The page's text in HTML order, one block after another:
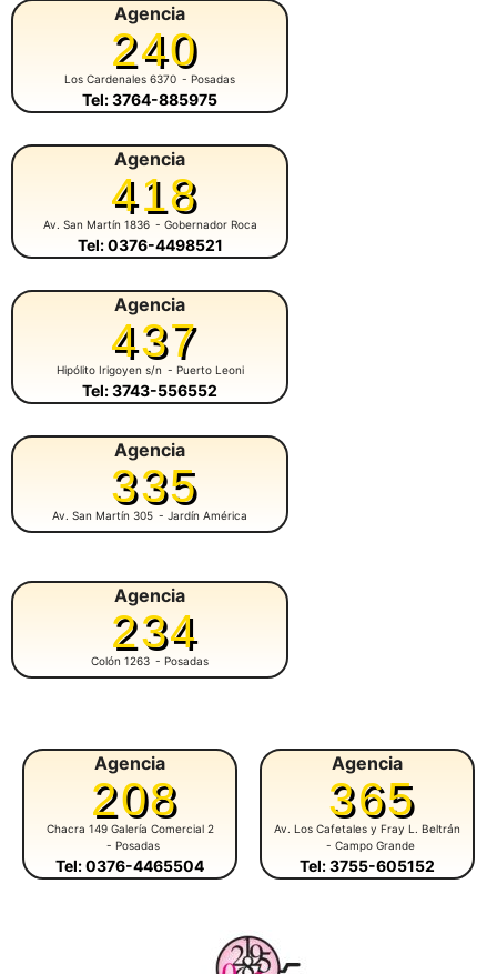
Agencia
240
Los Cardenales 6370 - Posadas
Tel: 3764-885975
Agencia
418
Av. San Martín 1836 - Gobernador Roca
Tel: 0376-4498521
Agencia
437
Hipólito Irigoyen s/n - Puerto Leoni
Tel: 3743-556552
Agencia
335
Av. San Martín 305 - Jardín América
Agencia
234
Colón 1263 - Posadas
Agencia
208
Chacra 149 Galería Comercial 2
- Posadas
Tel: 0376-4465504
Agencia
365
Av. Los Cafetales y Fray L. Beltrán
- Campo Grande
Tel: 3755-605152